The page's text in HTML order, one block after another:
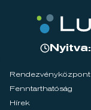
Nyitva:
Rendezvényközpont
Fenntarthatóság
Hírek